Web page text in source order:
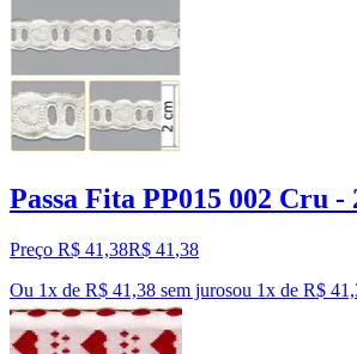
Passa Fita PP015 002 Cru -
Preço R$ 41,38R$ 41 ,38
Ou 1x de R$ 41,38 sem jurosou 1x de R$